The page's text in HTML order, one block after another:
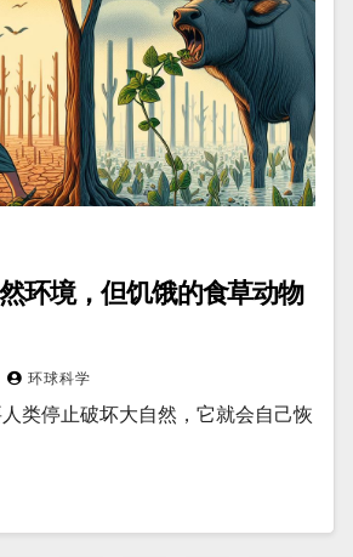
环境，但饥饿的食草动物
环球科学
类停止破坏大自然，它就会自己恢